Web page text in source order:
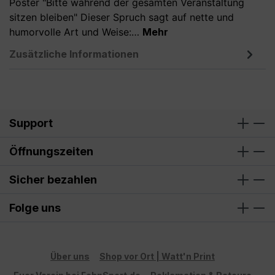
Poster "Bitte während der gesamten Veranstaltung
sitzen bleiben" Dieser Spruch sagt auf nette und
humorvolle Art und Weise:… Mehr
Zusätzliche Informationen
Support
Öffnungszeiten
Sicher bezahlen
Folge uns
Über uns
Shop vor Ort | Watt'n Print